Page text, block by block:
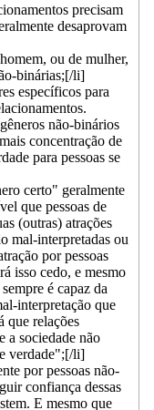
precisam
desaprovam
ou de mulher,
binárias;[/li]
específicos para
não-binários
concentração de
para pessoas se
certo" geralmente
que pessoas de
(outras) atrações
mal-interpretadas ou
por pessoas
isso cedo, e mesmo
é capaz da
interpretação que
que relações
a sociedade não
verdade";[/li]
por pessoas não-
confiança dessas
E mesmo que